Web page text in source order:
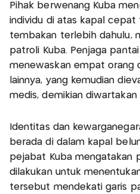
Pihak berwenang Kuba
individu di atas kapal
tembakan terlebih dahulu,
patroli Kuba. Penjaga
menewaskan empat orang
lainnya, yang kemudian
medis, demikian diwartakan
Identitas dan
berada di dalam kapal
pejabat Kuba mengatakan
dilakukan untuk
tersebut mendekati garis